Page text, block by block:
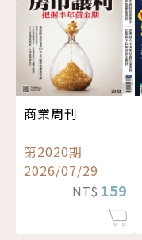
商業周刊
第2020期
2026/07/29
NT$ 159